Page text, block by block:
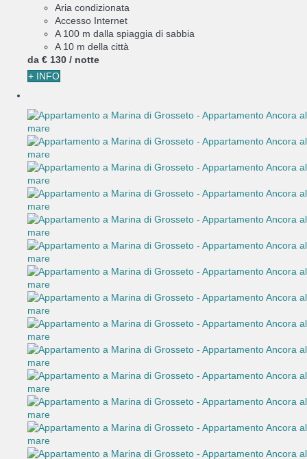
Aria condizionata
Accesso Internet
A 100 m dalla spiaggia di sabbia
A 10 m della città
da € 130 / notte
+ INFO